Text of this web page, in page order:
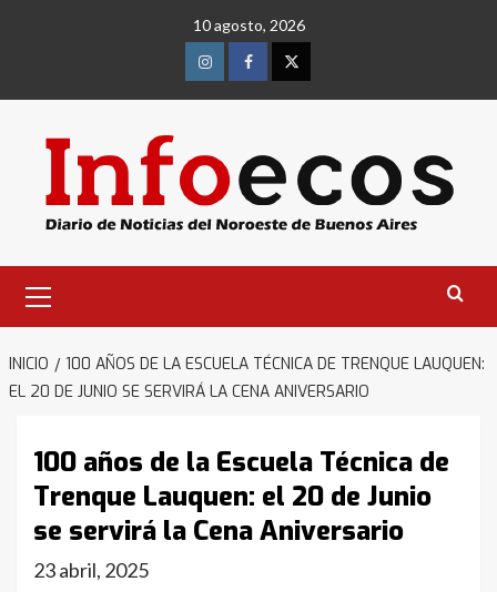
10 agosto, 2026
InstagramFacebookTwitter
primario
INICIO
100 AÑOS DE LA ESCUELA TÉCNICA DE TRENQUE LAUQUEN:
EL 20 DE JUNIO SE SERVIRÁ LA CENA ANIVERSARIO
100 años de la Escuela Técnica de
Trenque Lauquen: el 20 de Junio
se servirá la Cena Aniversario
23 abril, 2025